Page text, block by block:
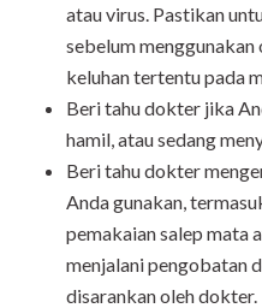
atau virus. Pastikan
sebelum
keluhan tertentu pada
Beri tahu dokter jika
hamil, atau sedang
Beri tahu dokter
Anda gunakan,
pemakaian salep mata
menjalani pengobatan
disarankan oleh dokter.